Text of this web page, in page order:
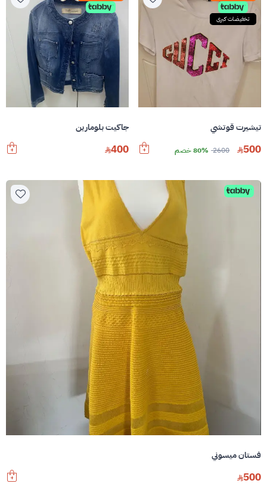
تخفيضات كبرى
تيشيرت قوتشي
500
2600 80% خصم
جاكيت بلومارين
400
فستان ميسوني
500